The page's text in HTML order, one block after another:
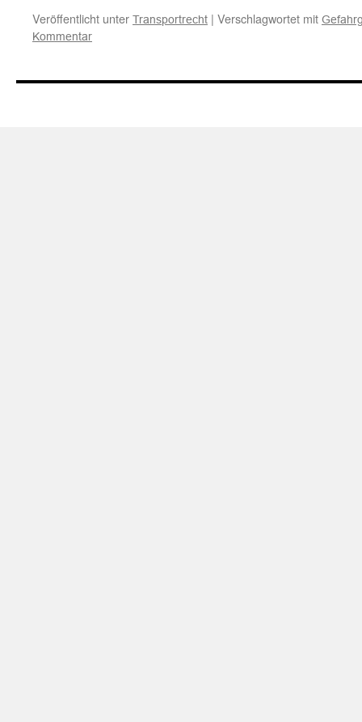
Veröffentlicht unter Transportrecht | Verschlagwortet mit
Kommentar